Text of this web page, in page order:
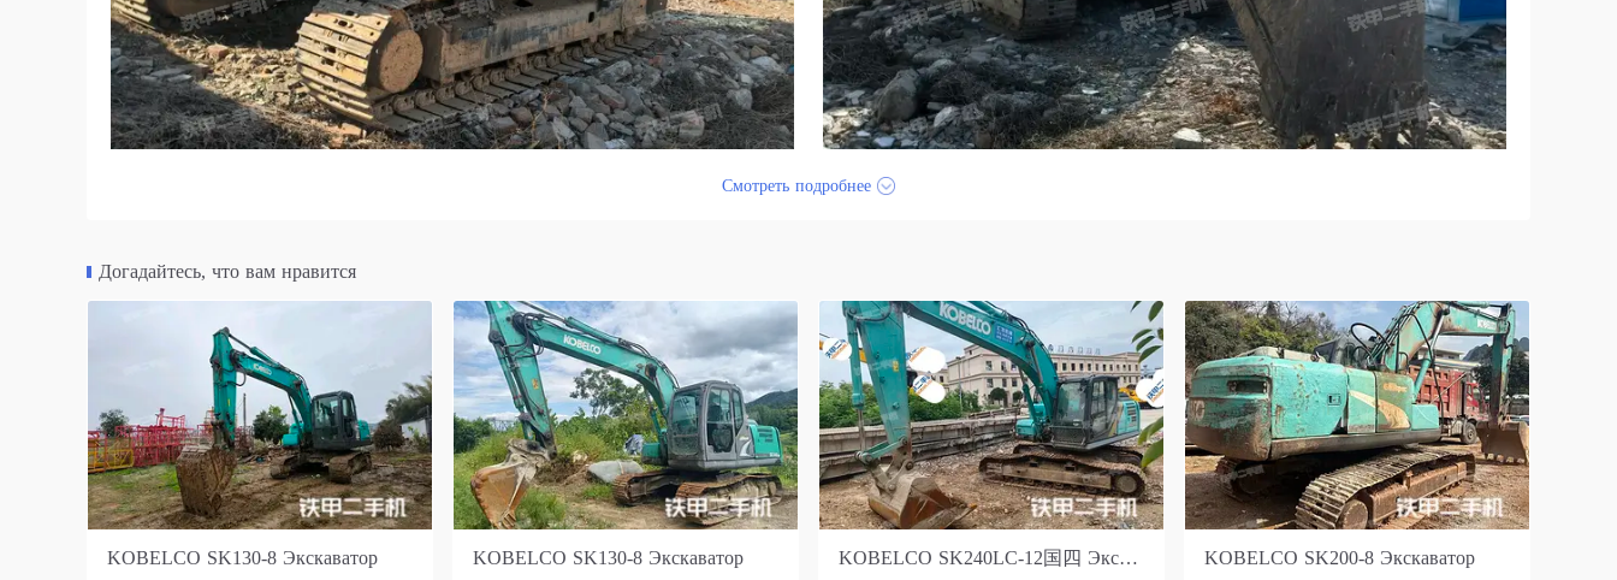
Смотреть подробнее
Догадайтесь, что вам нравится
KOBELCO SK130-8 Экскаватор KOBELCO SK130-8 Экскаватор KOBELCO SK240LC-12国四 Экскаватор KOBELCO SK200-8 Экскаватор